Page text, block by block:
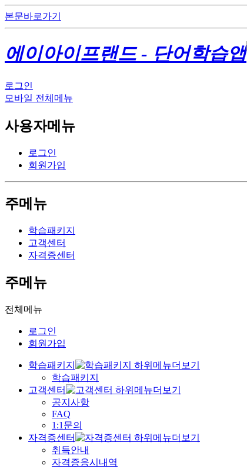
본문바로가기
에이아이프랜드 - 단어학습앱
로그인
모바일 전체메뉴
사용자메뉴
로그인
회원가입
주메뉴
학습패키지
고객센터
자격증센터
주메뉴
전체메뉴
로그인
회원가입
학습패키지
학습패키지
고객센터
공지사항
FAQ
1:1문의
자격증센터
취득안내
자격증응시내역